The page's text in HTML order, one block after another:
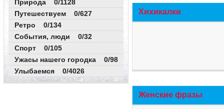
Природа 0/1128
Путешествуем 0/627
Ретро 0/134
События, люди 0/32
Спорт 0/105
Ужасы нашего городка 0/98
Улыбаемся 0/4026
Хихикалки
Женские фразы